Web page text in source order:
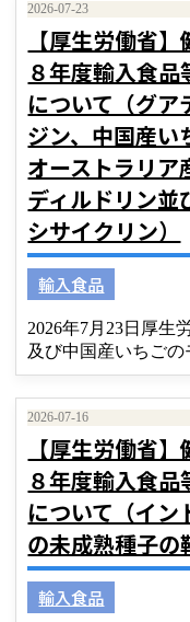
2026-07-23
【厚生労働省
８年度輸入食
について（グア
ジン、中国産い
オーストラリア
ディルドリン並
シサイクリン）
輸入食品
2026年7月23日厚生
及び中国産いちご
2026-07-16
【厚生労働省
８年度輸入食
について（イン
の未成熟種子の
輸入食品